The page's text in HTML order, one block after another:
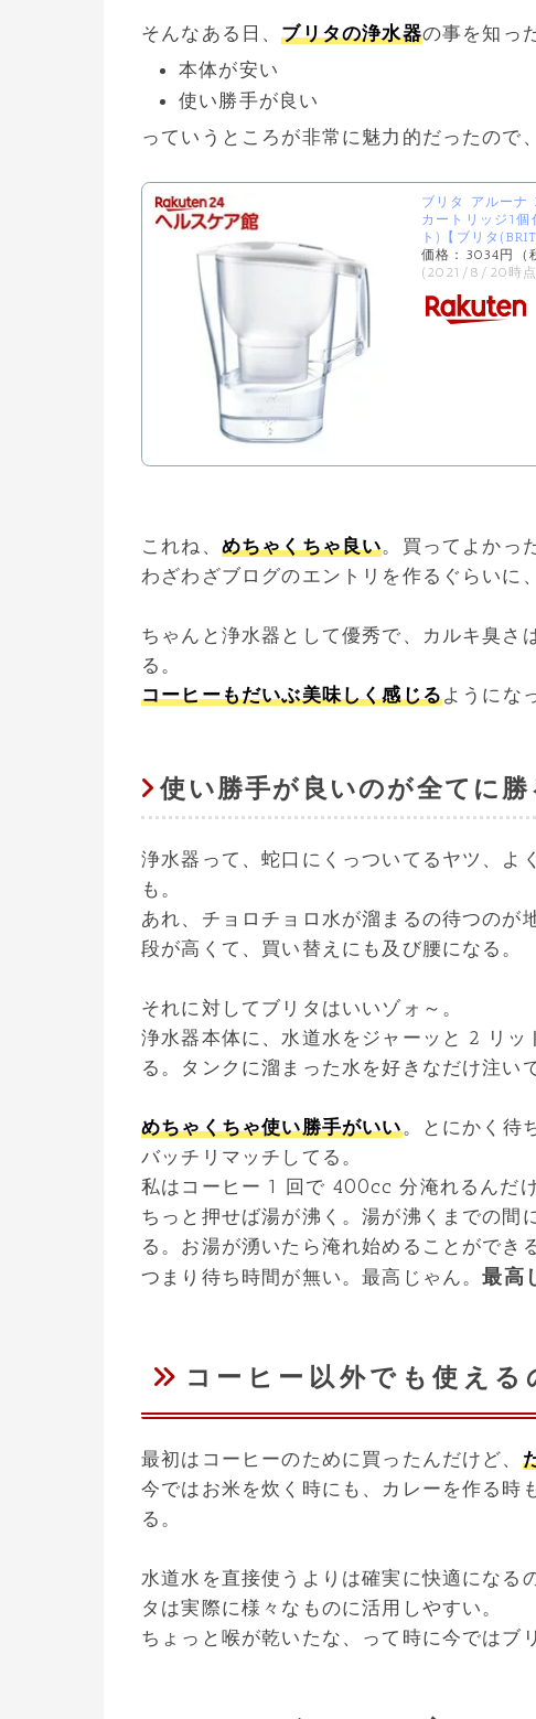
そんなある日、ブリタの浄水器の事を知っ
本体が安い
使い勝手が良い
っていうところが非常に魅力的だったので
ブリタ アルーナ
カートリッジ1
ト)【ブリタ
価格：3034円（
(2021/8/20時
これね、 めちゃくちゃ良い。買ってよかっ
わざわざブログのエントリを作るぐらいに
ちゃんと浄水器として優秀で、カルキ臭さ
る。
コーヒーもだいぶ美味しく感じるようにな
使い勝手が良いのが全てに勝
浄水器って、蛇口にくっついてるヤツ、よ
も。
あれ、チョロチョロ水が溜まるの待つのが
段が高くて、買い替えにも及び腰になる。
それに対してブリタはいいゾォ～。
浄水器本体に、水道水をジャーッと 2 リ
る。タンクに溜まった水を好きなだけ注い
めちゃくちゃ使い勝手がいい。とにかく待
バッチリマッチしてる。
私はコーヒー 1 回で 400cc 分淹れるんだ
ちっと押せば湯が沸く。湯が沸くまでの間
る。お湯が湧いたら淹れ始めることができる
つまり待ち時間が無い。最高じゃん。最高
コーヒー以外でも使える
最初はコーヒーのために買ったんだけど、
今ではお米を炊く時にも、カレーを作る時
る。
水道水を直接使うよりは確実に快適になる
タは実際に様々なものに活用しやすい。
ちょっと喉が乾いたな、って時に今ではブ